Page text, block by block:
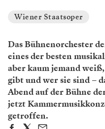
Wiener Staatsoper
Das Bühnenorchester
eines der besten
aber kaum jemand
gibt und wer sie sind –
Abend auf der Bühne
jetzt
getroffen.